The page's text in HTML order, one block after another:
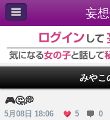
妄
みやこ
🎮🤔💭
5月08日 18:06 5 0